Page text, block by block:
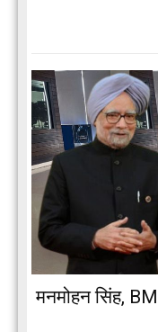
मनमोहन सिंह,